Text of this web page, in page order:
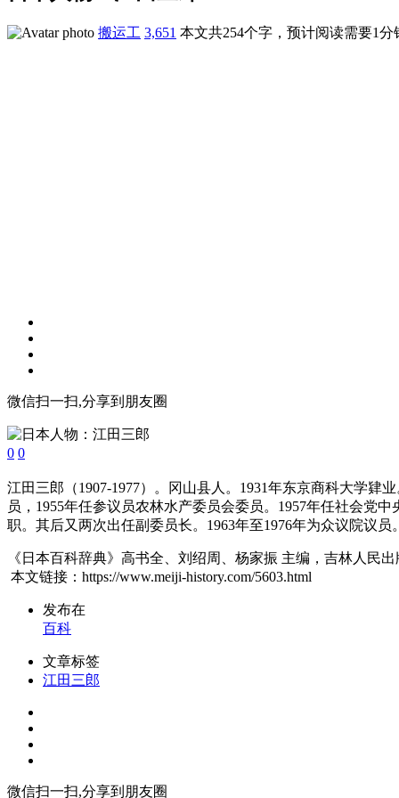
搬运工 3,651 本文共254个字，预计阅读需要1分
微信扫一扫,分享到朋友圈
0 0
江田三郎（1907-1977）。冈山县人。1931年东京商科大学
员，1955年任参议员农林水产委员会委员。1957年任社会党
职。其后又两次出任副委员长。1963年至1976年为众议院议
《日本百科辞典》高书全、刘绍周、杨家振 主编，吉林人民
本文链接：https://www.meiji-history.com/5603.html
发布在
百科
文章标签
江田三郎
微信扫一扫,分享到朋友圈